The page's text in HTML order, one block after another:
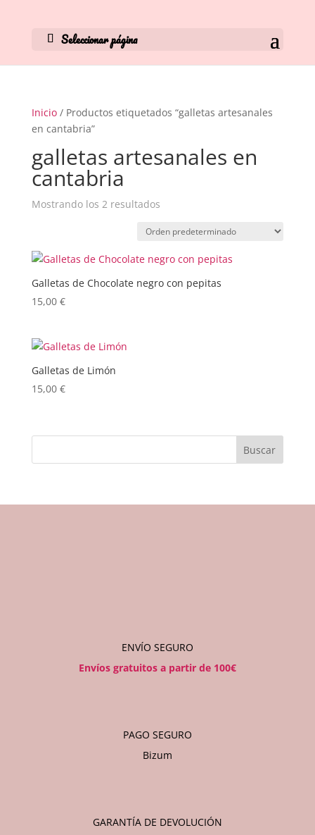
Seleccionar página
Inicio/ Productos etiquetados “galletas artesanales
en cantabria”
galletas artesanales en
cantabria
Mostrando los 2 resultados
Galletas de Chocolate negro con pepitas
15,00 €
Galletas de Limón
15,00 €
Buscar
ENVÍO SEGURO
Envíos gratuitos a partir de 100€
PAGO SEGURO
Bizum
GARANTÍA DE DEVOLUCIÓN